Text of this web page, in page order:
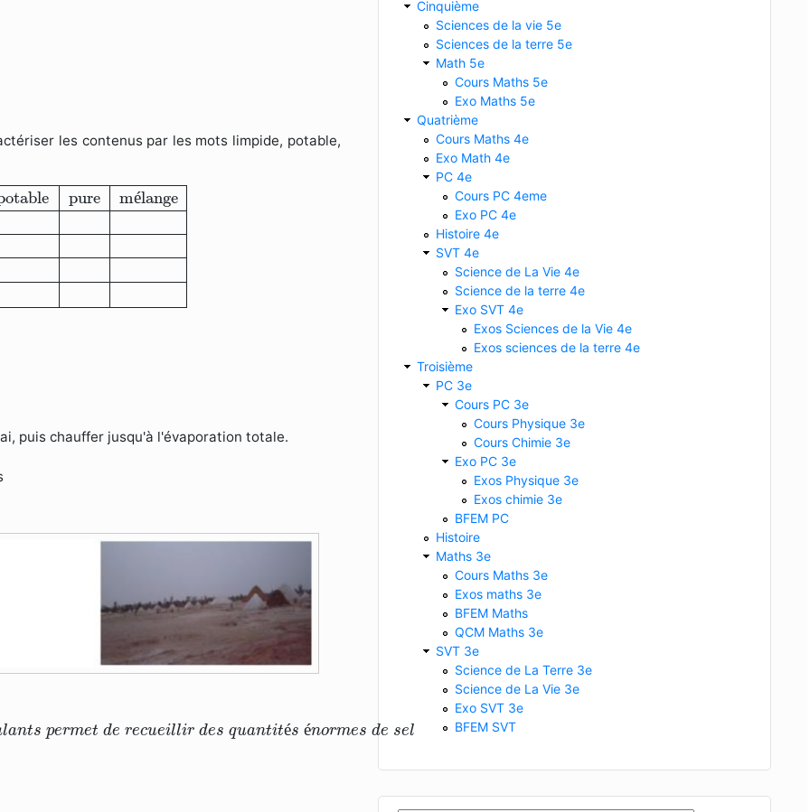
les contenus par les mots limpide, potable,
pure mélange
Eau de robinetEau boueuse
puis chauffer jusqu'à l'évaporation totale.
lants permet de recueillir des quantités énormes de sel
s a m e ecu ll uan it m d sel
Cinquième
Sciences de la vie 5e
Sciences de la terre 5e
Math 5e
Cours Maths 5e
Exo Maths 5e
Quatrième
Cours Maths 4e
Exo Math 4e
PC 4e
Cours PC 4eme
Exo PC 4e
Histoire 4e
SVT 4e
Science de La Vie 4e
Science de la terre 4e
Exo SVT 4e
Exos Sciences de la Vie 4e
Exos sciences de la terre 4e
Troisième
PC 3e
Cours PC 3e
Cours Physique 3e
Cours Chimie 3e
Exo PC 3e
Exos Physique 3e
Exos chimie 3e
BFEM PC
Histoire
Maths 3e
Cours Maths 3e
Exos maths 3e
BFEM Maths
QCM Maths 3e
SVT 3e
Science de La Terre 3e
Science de La Vie 3e
Exo SVT 3e
BFEM SVT